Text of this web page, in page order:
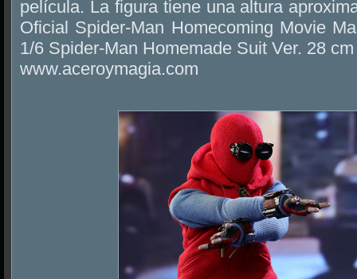
película. La figura tiene una altura
Oficial Spider-Man Homecoming Movie
1/6 Spider-Man Homemade Suit Ver. 28
www.aceroymagia.com